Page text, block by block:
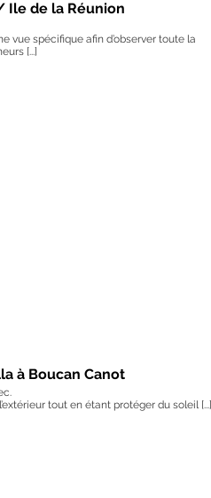
Ile de la Réunion
vue spécifique afin d’observer toute la
[...]
à Boucan Canot
tout en étant protéger du soleil [...]